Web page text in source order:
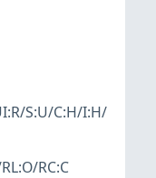
S:U/C:H/I:H/
RC:C